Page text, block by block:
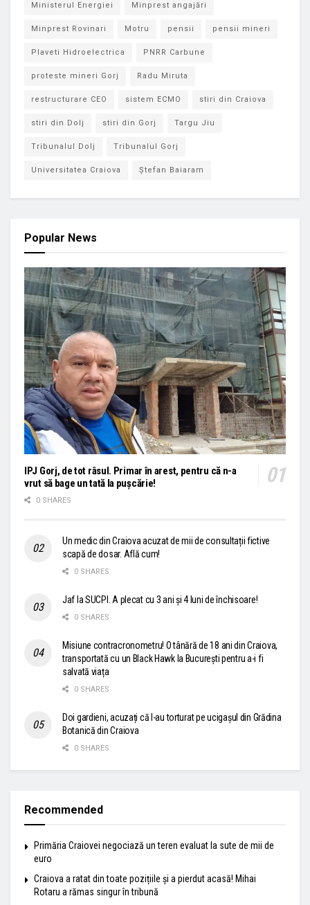
Ministerul Energiei Minprest angajări
Minprest Rovinari Motru pensii pensii mineri
Plaveti Hidroelectrica PNRR Carbune
proteste mineri Gorj Radu Miruta
restructurare CEO sistem ECMO stiri din Craiova
stiri din Dolj stiri din Gorj Targu Jiu
Tribunalul Dolj Tribunalul Gorj
Universitatea Craiova Ștefan Baiaram
Popular News
IPJ Gorj, de tot râsul. Primar în arest, pentru că n-a
vrut să bage un tată la pușcărie!
0 SHARES
Un medic din Craiova acuzat de mii de consultații fictive
scapă de dosar. Află cum!
0 SHARES
Jaf la SUCPI. A plecat cu 3 ani și 4 luni de închisoare!
0 SHARES
Misiune contracronometru! O tânără de 18 ani din Craiova,
transportată cu un Black Hawk la București pentru a-i fi
salvată viața
0 SHARES
Doi gardieni, acuzați că l-au torturat pe ucigașul din Grădina
Botanică din Craiova
0 SHARES
Recommended
Primăria Craiovei negociază un teren evaluat la sute de mii de
euro
Craiova a ratat din toate pozițiile și a pierdut acasă! Mihai
Rotaru a rămas singur în tribună